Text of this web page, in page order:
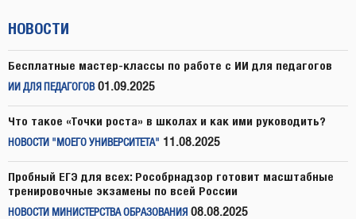
НОВОСТИ
Бесплатные мастер-классы по работе с ИИ для педагогов
ИИ ДЛЯ ПЕДАГОГОВ 01.09.2025
Что такое «Точки роста» в школах и как ими руководить?
НОВОСТИ "МОЕГО УНИВЕРСИТЕТА" 11.08.2025
Пробный ЕГЭ для всех: Рособрнадзор готовит масштабные
тренировочные экзамены по всей России
НОВОСТИ МИНИСТЕРСТВА ОБРАЗОВАНИЯ 08.08.2025